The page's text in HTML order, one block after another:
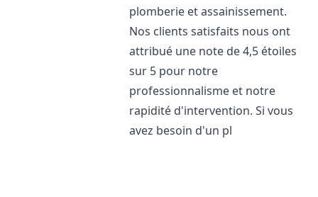
plomberie et assainissement.
Nos clients satisfaits nous ont
attribué une note de 4,5 étoiles
sur 5 pour notre
professionnalisme et notre
rapidité d'intervention. Si vous
avez besoin d'un pl